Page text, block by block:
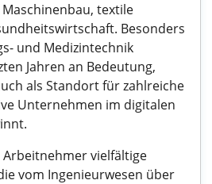
textile
Besonders
und Medizintechnik
Jahren an Bedeutung,
als Standort für zahlreiche
Unternehmen im digitalen
vielfältige
vom Ingenieurwesen über